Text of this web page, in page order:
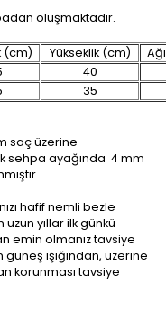
oluşmaktadır.
(cm) Yükseklik (cm)
40
35
saç üzerine
sehpa ayağında 4 mm
hafif nemli bezle
uzun yıllar ilk günkü
emin olmanız tavsiye
ışığından, üzerine
korunması tavsiye